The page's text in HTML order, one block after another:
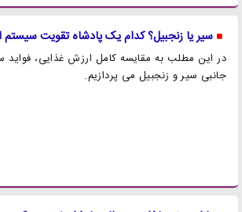
سیر یا زنجبیل؟ کدام یک پادشاه تقویت
در این مطلب به مقایسه کامل ارزش غذایی،
جانبی سیر و زنجبیل می پردازیم.